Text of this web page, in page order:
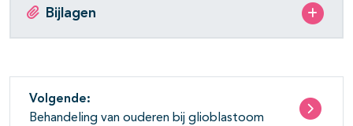
Bijlagen
Volgende:
Behandeling van ouderen bij glioblastoom